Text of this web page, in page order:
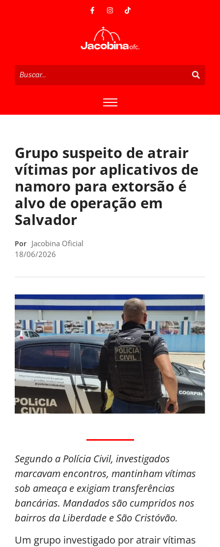
Grupo suspeito de atrair
vítimas por aplicativos de
namoro para extorsão é
alvo de operação em
Salvador
Por Jacobina Oficial
18/06/2026
Segundo a Polícia Civil, investigados
marcavam encontros, mantinham vítimas
sob ameaça e exigiam transferências
bancárias. Mandados são cumpridos nos
bairros da Liberdade e São Cristóvão.
Um grupo investigado por atrair vítimas